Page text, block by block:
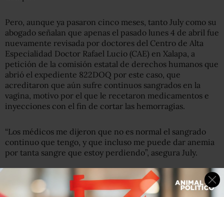
Pero, aunque ya pasaron cinco meses, tanto July como su
abogado señalan que apenas el pasado lunes 4 de abril fue
nuevamente revisada por doctores del Centro de Alta
Especialidad Doctor Rafael Lucio (CAE) en Xalapa, a
petición de la comisión estatal de derechos humanos que
abrió el expediente 822DOQ por este caso, que
acreditaron que aún sufre continuos sangrados en la
vagina, motivo por el que le recetaron medicamentos e
inyecciones con el fin de cortar las hemorragias.
“Los médicos me dijeron que no es normal el sangrado
continuo que tengo, y que incluso me puede dar anemia
por tanta sangre que estoy perdiendo”, asegura July.
“Está sufriendo daños severos en prisión”, recalca el
abogado Paratte. “Ha presentado sangrados internos